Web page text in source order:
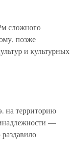
сложного
позже
и культурных
на территорию
—